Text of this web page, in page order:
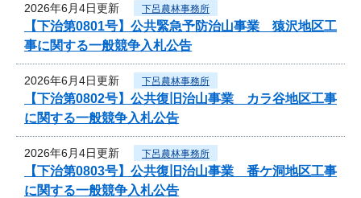
2026年6月4日更新 下呂農林事務所
【下治第0801号】公共緊急予防治山事業 猿沢地区工
事に関する一般競争入札公告
2026年6月4日更新 下呂農林事務所
【下治第0802号】公共復旧治山事業 カラ谷地区工事
に関する一般競争入札公告
2026年6月4日更新 下呂農林事務所
【下治第0803号】公共復旧治山事業 番ケ洞地区工事
に関する一般競争入札公告